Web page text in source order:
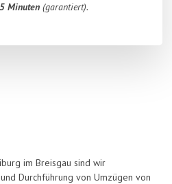
Minuten(garantiert).
im Breisgau sind wir
Durchführung von Umzügen von